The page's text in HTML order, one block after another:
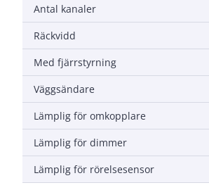
Antal kanaler
Räckvidd
Med fjärrstyrning
Väggsändare
Lämplig för omkopplare
Lämplig för dimmer
Lämplig för rörelsesensor